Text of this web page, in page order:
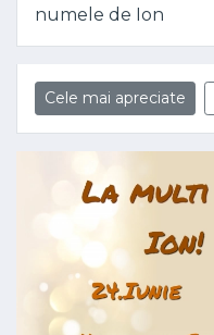
numele de Ion
Cele mai apreciate